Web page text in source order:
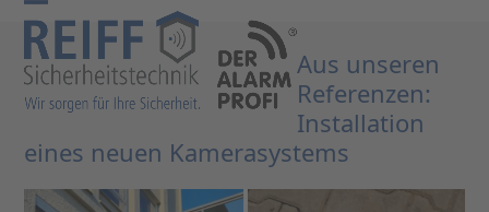
Skip
content
Open
mobile
menu
Close
mobile
menu
Aus unseren
Referenzen:
Installation
eines neuen Kamerasystems